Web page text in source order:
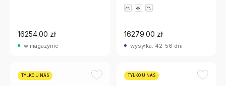
16254.00 zł
w magazynie
16279.00 zł
wysyłka: 42-56 dni
TYLKO U NAS TYLKO U NAS